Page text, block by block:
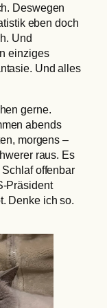
Deswegen
eben doch
Und
einziges
Und alles
gerne.
abends
morgens –
raus. Es
offenbar
Präsident
Denke ich so.